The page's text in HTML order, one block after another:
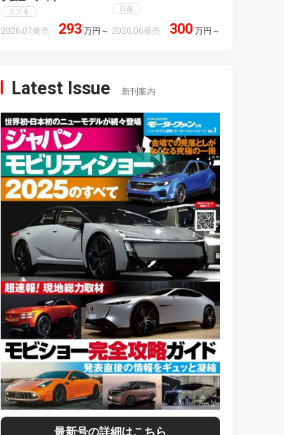
スズキ
2026.07発売 293 万円 ～
日産
2026.06発売 300 万円 ～
Latest Issue 新刊案内
最新号の詳細はこちら